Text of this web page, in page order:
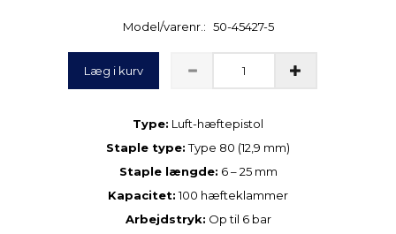
Model/varenr.: 50-45427-5
Læg i kurv
Type: Luft-hæftepistol
Staple type:Type 80 (12,9 mm)
Staple længde: 6 – 25 mm
Kapacitet:100 hæfteklammer
Arbejdstryk: Op til 6 bar